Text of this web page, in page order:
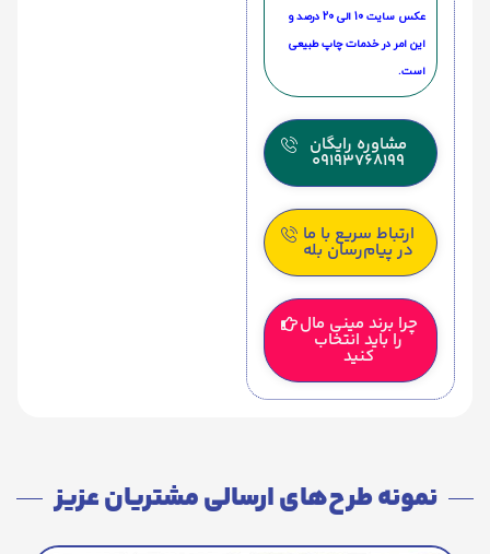
عکس سایت 10 الی 20 درصد و
این امر در خدمات چاپ طبیعی
است.
مشاوره رایگان
09193768199
ارتباط سریع با ما
در پیام‌رسان بله
چرا برند مینی مال
را باید انتخاب
کنید
نمونه طرح‌های ارسالی مشتریان عزیز